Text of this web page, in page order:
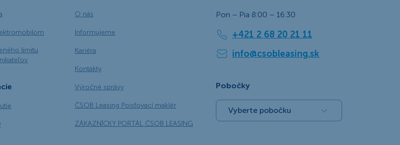
limitu
O nás
Informujeme
Kariéra
Kontakty
Výročné správy
ČSOB Leasing Poisťovací maklér
ZÁKAZNÍCKY PORTÁL ČSOB LEASING
Pon – Pia 8:00 – 16:30
+421 2 68 20 21 11
info@csobleasing.sk
Pobočky
Vyberte pobočku